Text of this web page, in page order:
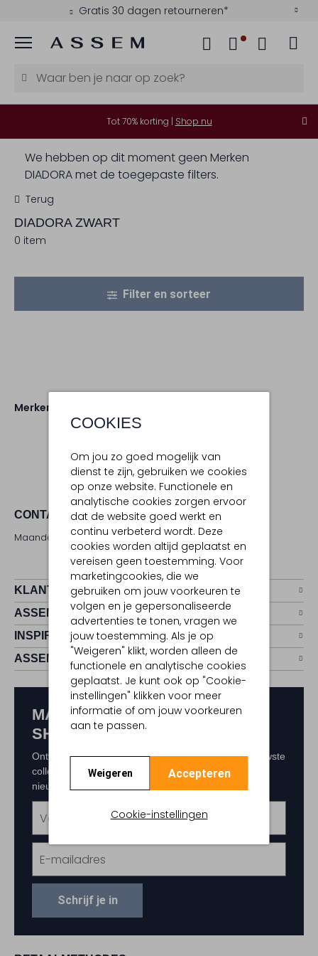
Gratis 30 dagen retourneren*
Menu
COOKIES
Om jou zo goed mogelijk van
dienst te zijn, gebruiken we cookies
op onze website. Functionele en
analytische cookies zorgen ervoor
dat de website goed werkt en
continu verbeterd wordt. Deze
cookies worden altijd geplaatst en
vereisen geen toestemming. Voor
marketingcookies, die we
gebruiken om jouw voorkeuren te
volgen en je gepersonaliseerde
advertenties te tonen, vragen we
jouw toestemming. Als je op
"Weigeren" klikt, worden alleen de
functionele en analytische cookies
geplaatst. Je kunt ook op "Cookie-
instellingen" klikken voor meer
informatie of om jouw voorkeuren
aan te passen.
Weigeren Accepteren
Cookie-instellingen
Tot 70% korting | Shop nu
We hebben op dit moment geen Merken
DIADORA met de toegepaste filters.
Terug
DIADORAZWART
0 item
Filter en sorteer
Merken
CONTACT
Maandag - zaterdag 09:00 - 17:00 uur
KLANTENSERVICE
ASSEMVIP
INSPIRATIE
ASSEM
MAAK KANS OP € 150,-
SHOPTEGOED
Ontvang als eerste exclusieve updates over de nieuwste
collecties, acties en events. Schrijf je in voor de
nieuwsbrief en maak kans op € 150,- shoptegoed.
Schrijf je in